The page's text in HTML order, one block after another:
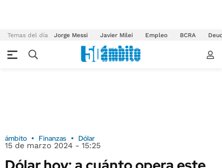
Temas del día Jorge Messi Javier Milei Empleo BCRA
ámbito Finanzas Dólar
15 de marzo 2024 - 15:25